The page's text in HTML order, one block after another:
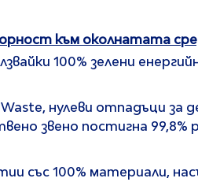
към околнатата
100% зелени
нулеви отпадъци за
звено постигна 99,8%
със 100% материали,